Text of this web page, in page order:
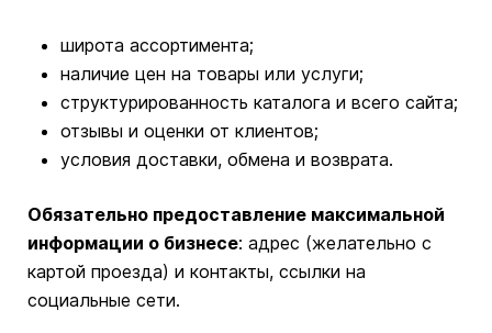
широта ассортимента;
наличие цен на товары или услуги;
структурированность каталога и всего сайта;
отзывы и оценки от клиентов;
условия доставки, обмена и возврата.
Обязательно предоставление максимальной
информации о бизнесе: адрес (желательно с
картой проезда) и контакты, ссылки на
социальные сети.